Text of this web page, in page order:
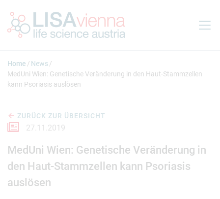
Home
News
MedUni Wien: Genetische Veränderung in den Haut-Stammzellen
kann Psoriasis auslösen
ZURÜCK ZUR ÜBERSICHT
27.11.2019
MedUni Wien: Genetische Veränderung in
den Haut-Stammzellen kann Psoriasis
auslösen